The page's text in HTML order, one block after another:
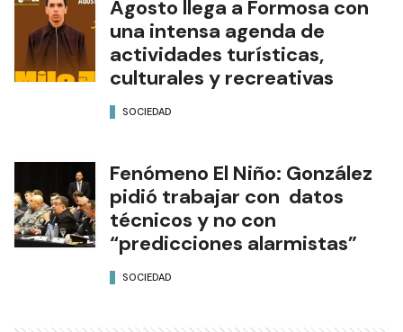
Agosto llega a Formosa con
una intensa agenda de
actividades turísticas,
culturales y recreativas
SOCIEDAD
Fenómeno El Niño: González
pidió trabajar con datos
técnicos y no con
“predicciones alarmistas”
SOCIEDAD